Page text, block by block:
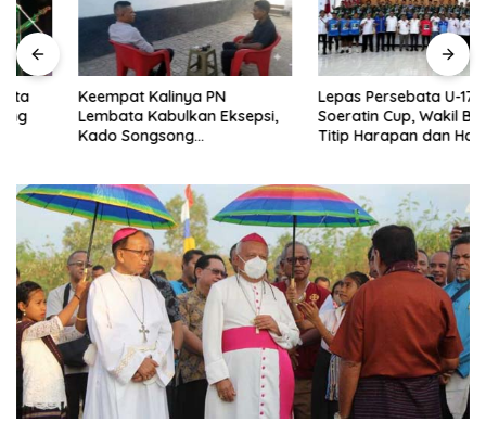
Keempat Kalinya PN
Lembata Kabulkan Eksepsi,
Kado Songsong
Lepas Persebata U-17 ke
Soeratin Cup, Wakil Bupati
Titip Harapan dan Harga Diri